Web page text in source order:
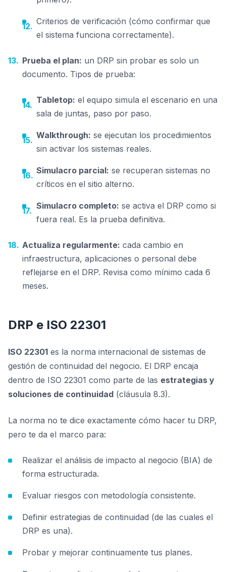
Criterios de verificación (cómo confirmar que
el sistema funciona correctamente).
Prueba el plan: un DRP sin probar es solo un
documento. Tipos de prueba:
Tabletop: el equipo simula el escenario en una
sala de juntas, paso por paso.
Walkthrough: se ejecutan los procedimientos
sin activar los sistemas reales.
Simulacro parcial: se recuperan sistemas no
críticos en el sitio alterno.
Simulacro completo: se activa el DRP como si
fuera real. Es la prueba definitiva.
Actualiza regularmente: cada cambio en
infraestructura, aplicaciones o personal debe
reflejarse en el DRP. Revisa como mínimo cada 6
meses.
DRP e ISO 22301
ISO 22301 es la norma internacional de sistemas de
gestión de continuidad del negocio. El DRP encaja
dentro de ISO 22301 como parte de las estrategias y
soluciones de continuidad (cláusula 8.3).
La norma no te dice exactamente cómo hacer tu DRP,
pero te da el marco para:
Realizar el análisis de impacto al negocio (BIA) de
forma estructurada.
Evaluar riesgos con metodología consistente.
Definir estrategias de continuidad (de las cuales el
DRP es una).
Probar y mejorar continuamente tus planes.